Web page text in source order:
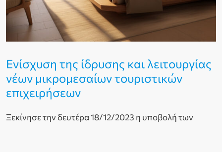
Ενίσχυση της ίδρυσης και λειτουργίας
νέων μικρομεσαίων τουριστικών
επιχειρήσεων
Ξεκίνησε την δευτέρα 18/12/2023 η υποβολή των